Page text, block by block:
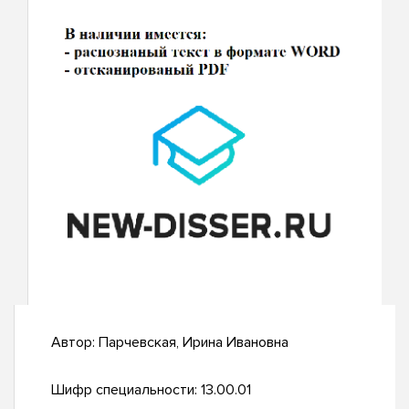
Автор: Парчевская, Ирина Ивановна
Шифр специальности: 13.00.01